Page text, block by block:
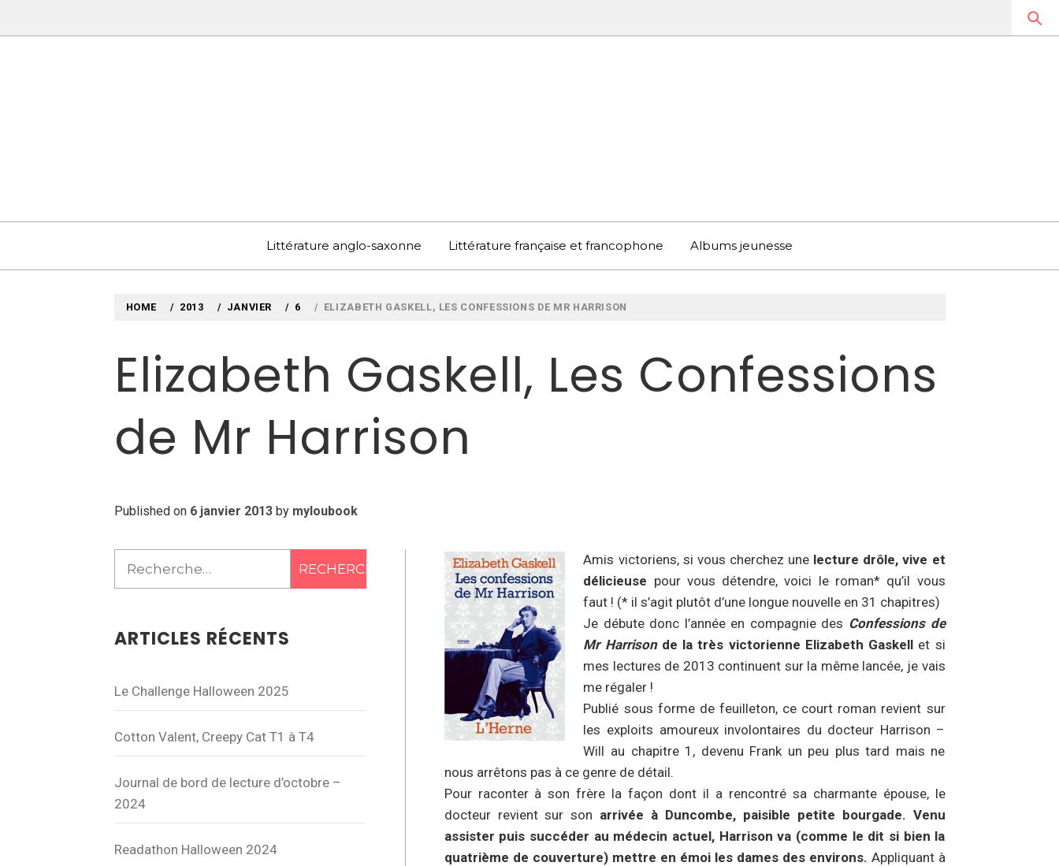
to
Littérature anglo-saxonne Littérature française et francophone Albums jeunesse
HOME 2013 JANVIER 6 ELIZABETH GASKELL, LES CONFESSIONS DE MR HARRISON
Elizabeth Gaskell, Les Confessions
de Mr Harrison
Published on 6 janvier 2013by myloubook
Amis victoriens, si vous cherchez une lecture drôle, vive et
délicieuse pour vous détendre, voici le roman* qu’il vous
faut ! (* il s’agit plutôt d’une longue nouvelle en 31 chapitres)
Je débute donc l’année en compagnie des Confessions de
Mr Harrisonde la très victorienne Elizabeth Gaskell et si
mes lectures de 2013 continuent sur la même lancée, je vais
me régaler !
Publié sous forme de feuilleton, ce court roman revient sur
les exploits amoureux involontaires du docteur Harrison –
Will au chapitre 1, devenu Frank un peu plus tard mais ne
nous arrêtons pas à ce genre de détail.
Pour raconter à son frère la façon dont il a rencontré sa charmante épouse, le
docteur revient sur son arrivée à Duncombe, paisible petite bourgade. Venu
assister puis succéder au médecin actuel, Harrison va (comme le dit si bien la
quatrième de couverture) mettre en émoi les dames des environs. Appliquant à
Rechercher :
ARTICLES RÉCENTS
Le Challenge Halloween 2025
Cotton Valent, Creepy Cat T1 à T4
Journal de bord de lecture d’octobre –
2024
Readathon Halloween 2024